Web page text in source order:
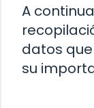
A
datos
su